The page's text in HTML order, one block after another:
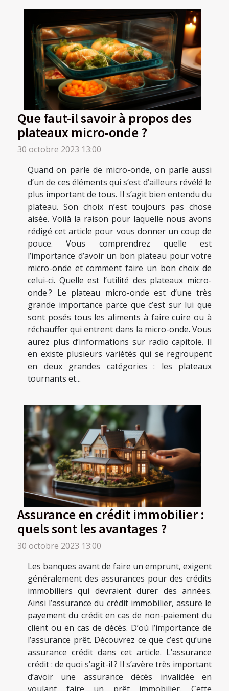
Que faut-il savoir à propos des
plateaux micro-onde ?
30 octobre 2023 13:00
Quand on parle de micro-onde, on parle aussi
d’un de ces éléments qui s’est d’ailleurs révélé le
plus important de tous. Il s’agit bien entendu du
plateau. Son choix n’est toujours pas chose
aisée. Voilà la raison pour laquelle nous avons
rédigé cet article pour vous donner un coup de
pouce. Vous comprendrez quelle est
l’importance d’avoir un bon plateau pour votre
micro-onde et comment faire un bon choix de
celui-ci. Quelle est l’utilité des plateaux micro-
onde ? Le plateau micro-onde est d’une très
grande importance parce que c’est sur lui que
sont posés tous les aliments à faire cuire ou à
réchauffer qui entrent dans la micro-onde. Vous
aurez plus d’informations sur radio capitole. Il
en existe plusieurs variétés qui se regroupent
en deux grandes catégories : les plateaux
tournants et...
Assurance en crédit immobilier :
quels sont les avantages ?
30 octobre 2023 13:00
Les banques avant de faire un emprunt, exigent
généralement des assurances pour des crédits
immobiliers qui devraient durer des années.
Ainsi l’assurance du crédit immobilier, assure le
payement du crédit en cas de non-paiement du
client ou en cas de décès. D’où l’importance de
l’assurance prêt. Découvrez ce que c’est qu’une
assurance crédit dans cet article. L’assurance
crédit : de quoi s’agit-il ? Il s’avère très important
d’avoir une assurance décès invalidée en